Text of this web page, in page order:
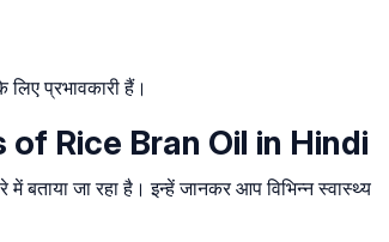
प्रभावकारी हैं।
of Rice Bran Oil in Hindi
जा रहा है। इन्हें जानकर आप विभिन्न स्वास्थ्य